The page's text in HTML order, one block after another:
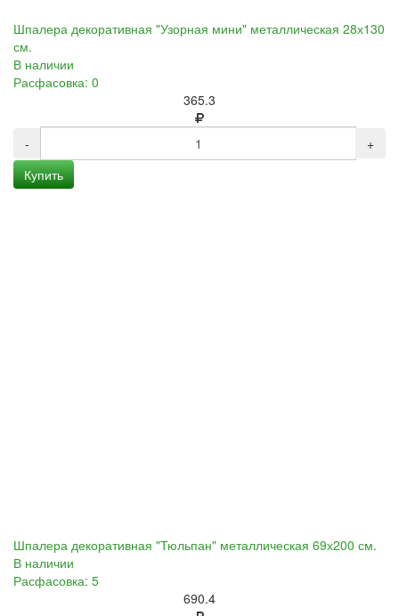
Шпалера декоративная "Узорная мини" металлическая 28х130
см.
В наличии
Расфасовка: 0
365.3
-
+
Купить
Шпалера декоративная "Тюльпан" металлическая 69х200 см.
В наличии
Расфасовка: 5
690.4